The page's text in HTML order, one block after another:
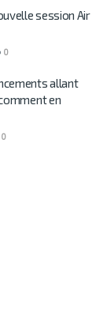
session Air
0
allant
en
0